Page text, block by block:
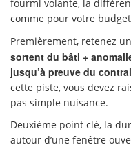
fourmi volante, la
comme pour votre
Premièrement, retenez
sortent du bâti +
jusqu’à preuve du
cette piste, vous devez
pas simple nuisance.
Deuxième point clé, la
autour d’une fenêtre